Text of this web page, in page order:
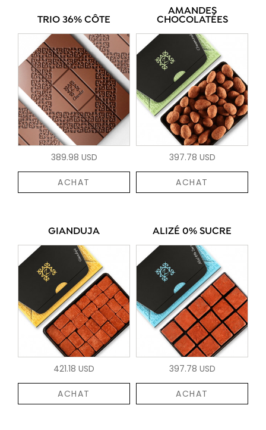
TRIO 36% CÔTE
389.98 USD
ACHAT
AMANDES
CHOCOLATÉES
397.78 USD
ACHAT
GIANDUJA
421.18 USD
ACHAT
ALIZÉ 0% SUCRE
397.78 USD
ACHAT